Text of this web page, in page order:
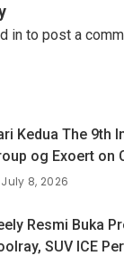
in to post a
Kedua The 9th
og Exoert on
Law and
July 8, 2026
Resmi Buka
SUV ICE